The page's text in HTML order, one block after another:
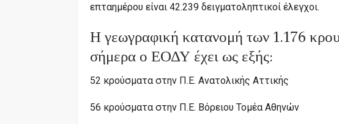
επταημέρου είναι 42.239 δειγματοληπτικοί έλεγχοι.
Η γεωγραφική κατανομή των 1.176
σήμερα ο ΕΟΔΥ έχει ως εξής:
52 κρούσματα στην Π.Ε. Ανατολικής Αττικής
56 κρούσματα στην Π.Ε. Βόρειου Τομέα Αθηνών